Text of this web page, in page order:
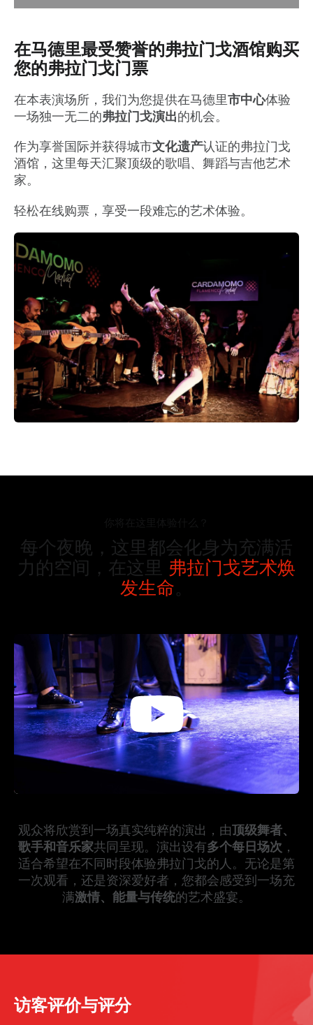
在马德里最受赞誉的弗拉门戈酒馆购买
您的弗拉门戈门票
在本表演场所，我们为您提供在马德里市中心体验
一场独一无二的弗拉门戈演出的机会。
作为享誉国际并获得城市文化遗产认证的弗拉门戈
酒馆，这里每天汇聚顶级的歌唱、舞蹈与吉他艺术
家。
轻松在线购票，享受一段难忘的艺术体验。
每个夜晚，这里都会化身为充满活
力的空间，在这里 弗拉门戈艺术焕
发生命。
观众将欣赏到一场真实纯粹的演出，由顶级舞者、
歌手和音乐家共同呈现。演出设有多个每日场次 ，
适合希望在不同时段体验弗拉门戈的人。无论是第
一次观看，还是资深爱好者，您都会感受到一场充
满激情、能量与传统的艺术盛宴。
访客评价与评分